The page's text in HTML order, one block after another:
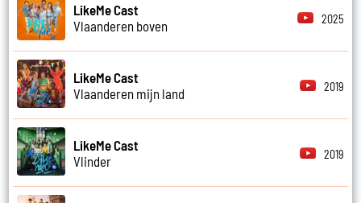
LikeMe Cast
Vlaanderen boven
2025
LikeMe Cast
Vlaanderen mijn land
2019
LikeMe Cast
Vlinder
2019